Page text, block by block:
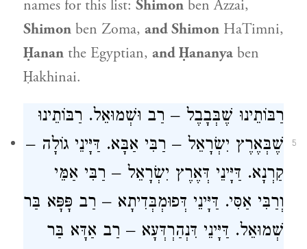
names for this list: Shimon ben Azzai,
Shimon ben Zoma, andShimon HaTimni,
Ḥanan the Egyptian, andḤananya ben
Ḥakhinai.
5
רַבּוֹתֵינוּ שֶׁבְּבָבֶל – רַב וּשְׁמוּאֵל. רַבּוֹתֵינוּ
שֶׁבְּאֶרֶץ יִשְׂרָאֵל – רַבִּי אַבָּא. דַּיָּינֵי גוֹלָה –
קַרְנָא. דַּיָּינֵי דְּאֶרֶץ יִשְׂרָאֵל – רַבִּי אַמֵּי
וְרַבִּי אַסִּי. דַּיָּינֵי דְּפוּמְבְּדִיתָא – רַב פָּפָּא בַּר
שְׁמוּאֵל. דַּיָּינֵי דִּנְהַרְדְּעָא – רַב אַדָּא בַּר